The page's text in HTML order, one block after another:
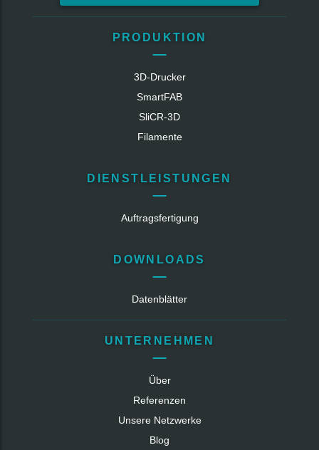
PRODUKTION
3D-Drucker
SmartFAB
SliCR‑3D
Filamente
DIENSTLEISTUNGEN
Auftragsfertigung
DOWNLOADS
Datenblätter
UNTERNEHMEN
Über
Referenzen
Unsere Netzwerke
Blog